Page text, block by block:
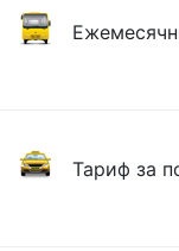
Тариф за